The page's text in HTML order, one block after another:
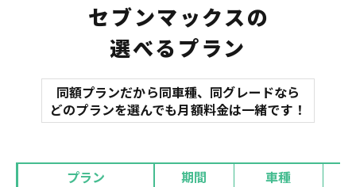
オイル交換 諸費用
マット
バイザー
セブンマックスの
選べるプラン
同額プランだから同車種、同グレードなら
どのプランを選んでも月額料金は一緒です！
プラン 期間 車種